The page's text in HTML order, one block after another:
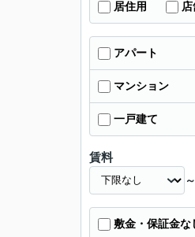
居住用 店
アパート
マンション
一戸建て
賃料
～
敷金・保証金な